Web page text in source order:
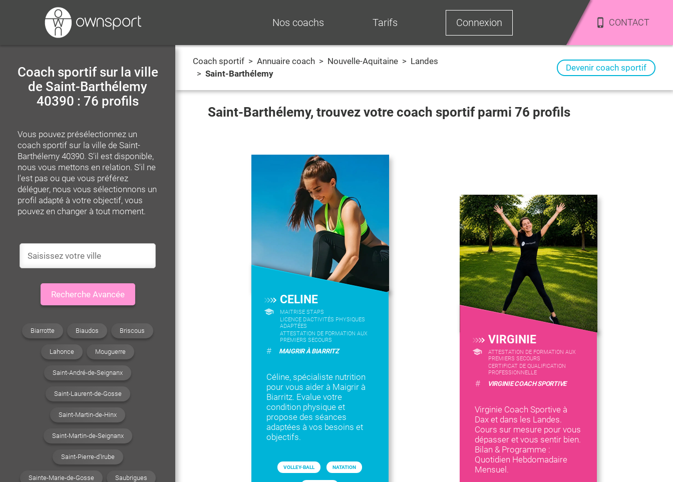
Nos coachs Tarifs Connexion CONTACT
Coach sportif sur la ville
de Saint-Barthélemy
40390 : 76 profils
Vous pouvez présélectionnez un
coach sportif sur la ville de Saint-
Barthélemy 40390. S'il est disponible,
nous vous mettons en relation. S'il ne
l'est pas ou que vous préférez
déléguer, nous vous sélectionnons un
profil adapté à votre objectif, vous
pouvez en changer à tout moment.
Recherche Avancée
Biarrotte Biaudos Briscous
Lahonce Mouguerre
Saint-André-de-Seignanx
Saint-Laurent-de-Gosse
Saint-Martin-de-Hinx
Saint-Martin-de-Seignanx
Saint-Pierre-d'Irube
Sainte-Marie-de-Gosse Saubrigues
Coach sportif > Annuaire coach > Nouvelle-Aquitaine > Landes
> Saint-Barthélemy
Devenir coach sportif
Saint-Barthélemy, trouvez votre coach sportif parmi 76 profils
CELINE
MAITRISE STAPS
LICENCE D’ACTIVITÉS PHYSIQUES
ADAPTÉES
ATTESTATION DE FORMATION AUX
PREMIERS SECOURS
# MAIGRIR À BIARRITZ
Céline, spécialiste nutrition
pour vous aider à Maigrir à
Biarritz. Evalue votre
condition physique et
propose des séances
adaptées à vos besoins et
objectifs.
VOLLEY-BALL NATATION
VIRGINIE
ATTESTATION DE FORMATION AUX
PREMIERS SECOURS
CERTIFICAT DE QUALIFICATION
PROFESSIONNELLE
# VIRGINIE COACH SPORTIVE
Virginie Coach Sportive à
Dax et dans les Landes.
Cours sur mesure pour vous
dépasser et vous sentir bien.
Bilan & Programme :
Quotidien Hebdomadaire
Mensuel.